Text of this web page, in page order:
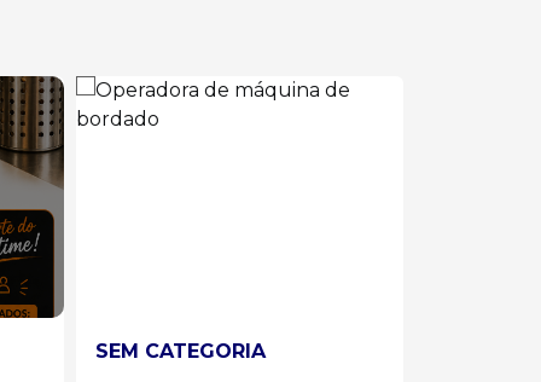
SEM CATEGORIA